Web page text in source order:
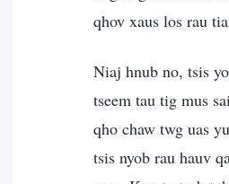
qhov xaus los rau
Niaj hnub no, tsis
tseem tau tig mus
qho chaw twg uas
tsis nyob rau hauv